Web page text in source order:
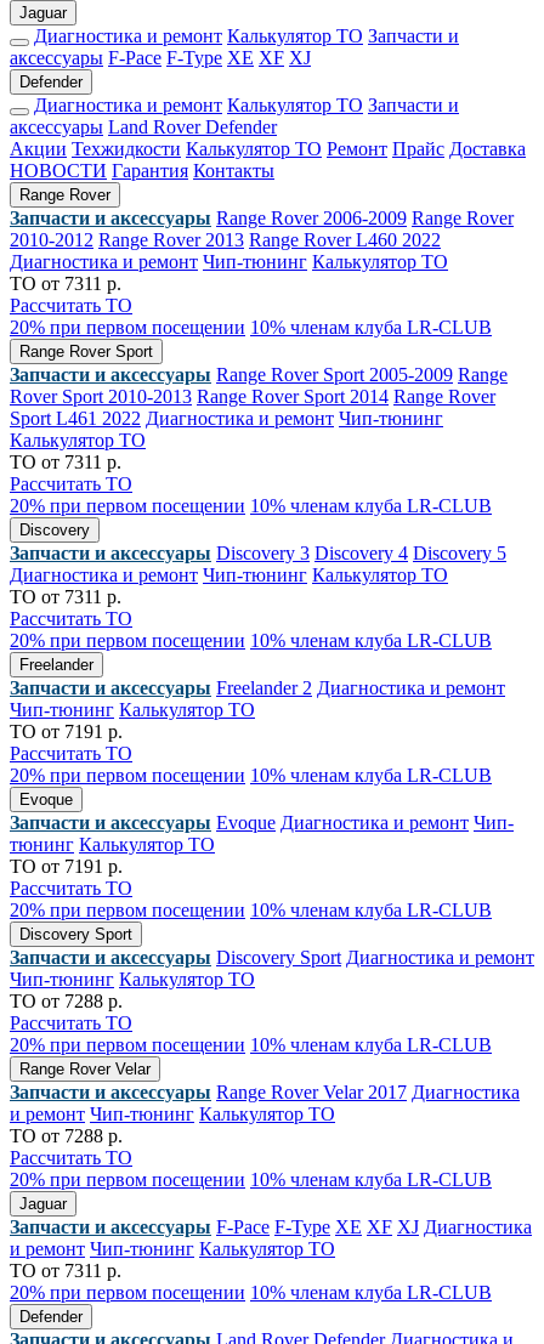
Jaguar
Диагностика и ремонт Калькулятор ТО Запчасти и
аксессуары F-Pace F-Type XE XF XJ
Defender
Диагностика и ремонт Калькулятор ТО Запчасти и
аксессуары Land Rover Defender
Акции Техжидкости Калькулятор ТО Ремонт Прайс Доставка
НОВОСТИ Гарантия Контакты
Range Rover
Запчасти и аксессуары Range Rover 2006-2009 Range Rover
2010-2012 Range Rover 2013 Range Rover L460 2022
Диагностика и ремонт Чип-тюнинг Калькулятор ТО
ТО от 7311 р.
Рассчитать ТО
20% при первом посещении 10% членам клуба LR-CLUB
Range Rover Sport
Запчасти и аксессуары Range Rover Sport 2005-2009 Range
Rover Sport 2010-2013 Range Rover Sport 2014 Range Rover
Sport L461 2022 Диагностика и ремонт Чип-тюнинг
Калькулятор ТО
ТО от 7311 р.
Рассчитать ТО
20% при первом посещении 10% членам клуба LR-CLUB
Discovery
Запчасти и аксессуары Discovery 3 Discovery 4 Discovery 5
Диагностика и ремонт Чип-тюнинг Калькулятор ТО
ТО от 7311 р.
Рассчитать ТО
20% при первом посещении 10% членам клуба LR-CLUB
Freelander
Запчасти и аксессуары Freelander 2 Диагностика и ремонт
Чип-тюнинг Калькулятор ТО
ТО от 7191 р.
Рассчитать ТО
20% при первом посещении 10% членам клуба LR-CLUB
Evoque
Запчасти и аксессуары Evoque Диагностика и ремонт Чип-
тюнинг Калькулятор ТО
ТО от 7191 р.
Рассчитать ТО
20% при первом посещении 10% членам клуба LR-CLUB
Discovery Sport
Запчасти и аксессуары Discovery Sport Диагностика и ремонт
Чип-тюнинг Калькулятор ТО
ТО от 7288 р.
Рассчитать ТО
20% при первом посещении 10% членам клуба LR-CLUB
Range Rover Velar
Запчасти и аксессуары Range Rover Velar 2017 Диагностика
и ремонт Чип-тюнинг Калькулятор ТО
ТО от 7288 р.
Рассчитать ТО
20% при первом посещении 10% членам клуба LR-CLUB
Jaguar
Запчасти и аксессуары F-Pace F-Type XE XF XJ Диагностика
и ремонт Чип-тюнинг Калькулятор ТО
ТО от 7311 р.
20% при первом посещении 10% членам клуба LR-CLUB
Defender
Запчасти и аксессуары Land Rover Defender Диагностика и